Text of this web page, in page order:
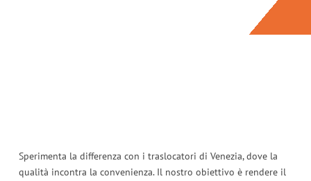
Sperimenta la differenza con i traslocatori di Venezia, dove la
qualità incontra la convenienza. Il nostro obiettivo è rendere il